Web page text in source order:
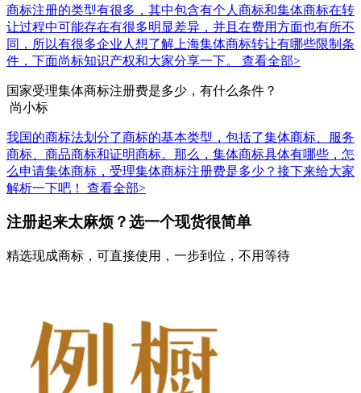
商标注册的类型有很多，其中包含有个人商标和集体商标在转
让过程中可能存在有很多明显差异，并且在费用方面也有所不
同，所以有很多企业人想了解上海集体商标转让有哪些限制条
件，下面尚标知识产权和大家分享一下。 查看全部>
国家受理集体商标注册费是多少，有什么条件？
尚小标
我国的商标法划分了商标的基本类型，包括了集体商标、服务
商标、商品商标和证明商标。那么，集体商标具体有哪些，怎
么申请集体商标，受理集体商标注册费是多少？接下来给大家
解析一下吧！ 查看全部>
注册起来太麻烦？选一个现货很简单
精选现成商标，可直接使用，一步到位，不用等待